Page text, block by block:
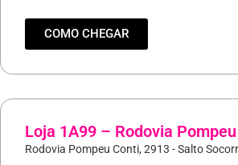
COMO CHEGAR
Loja 1A99 – Rodovia
Rodovia Pompeu Conti, 2913 - Salto